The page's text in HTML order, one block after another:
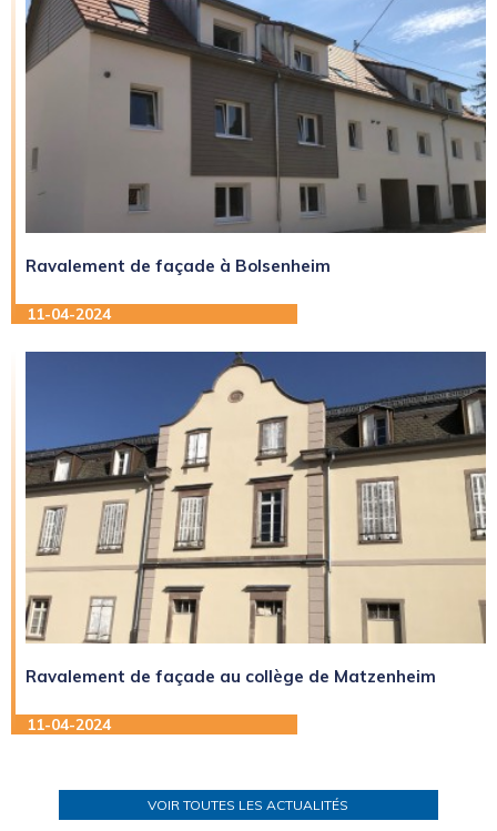
Ravalement de façade à Bolsenheim
11-04-2024
Ravalement de façade au collège de Matzenheim
11-04-2024
VOIR TOUTES LES ACTUALITÉS